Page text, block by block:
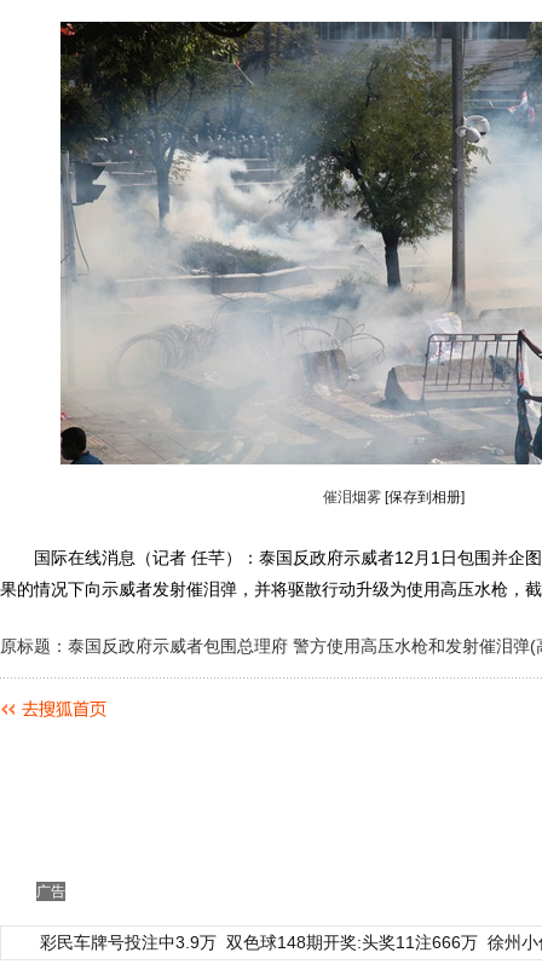
催泪烟雾 [保存到相册]
国际在线消息（记者 任芊）：泰国反政府示威者12月1日包围并企
果的情况下向示威者发射催泪弹，并将驱散行动升级为使用高压水枪，
原标题：泰国反政府示威者包围总理府 警方使用高压水枪和发射催泪弹(
广告
彩民车牌号投注中3.9万 双色球148期开奖:头奖11注666万 徐州